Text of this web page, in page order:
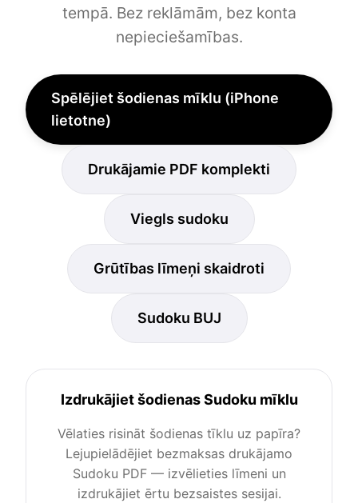
tempā. Bez reklāmām, bez konta
nepieciešamības.
Spēlējiet šodienas mīklu (iPhone
lietotne)
Drukājamie PDF komplekti
Viegls sudoku
Grūtības līmeņi skaidroti
Sudoku BUJ
Izdrukājiet šodienas Sudoku mīklu
Vēlaties risināt šodienas tīklu uz papīra?
Lejupielādējiet bezmaksas drukājamo
Sudoku PDF — izvēlieties līmeni un
izdrukājiet ērtu bezsaistes sesijai.